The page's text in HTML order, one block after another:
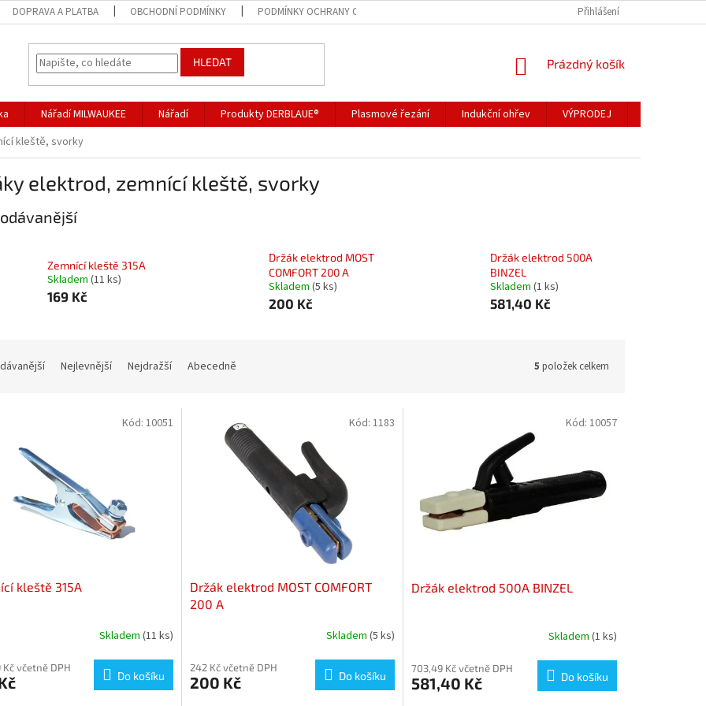
DOPRAVA A PLATBA OBCHODNÍ PODMÍNKY PODMÍNKY OCHRANY OSOBNÍCH ÚDAJŮ Přihlášení
HLEDAT
NÁKUPNÍ
Prázdný košík
Nářadí MILWAUKEE Nářadí Produkty DERBLAUE® Plasmové řezání Indukční ohřev VÝPRODEJ
kleště, svorky
elektrod, zemnící kleště, svorky
Zemnící kleště 315A
Skladem (11 ks)
169 Kč
Držák elektrod MOST
COMFORT 200 A
Skladem (5 ks)
200 Kč
Držák elektrod 500A
BINZEL
Skladem (1 ks)
581,40 Kč
Nejlevnější Nejdražší Abecedně 5 položek celkem
kleště 315A
Skladem (11 ks)
včetně DPH
Do košíku
Kód: 10051
Držák elektrod MOST COMFORT
200 A
Skladem (5 ks)
242 Kč včetně DPH
200 Kč Do košíku
Kód: 1183
Držák elektrod 500A BINZEL
Skladem (1 ks)
703,49 Kč včetně DPH
581,40 Kč Do košíku
Kód: 10057